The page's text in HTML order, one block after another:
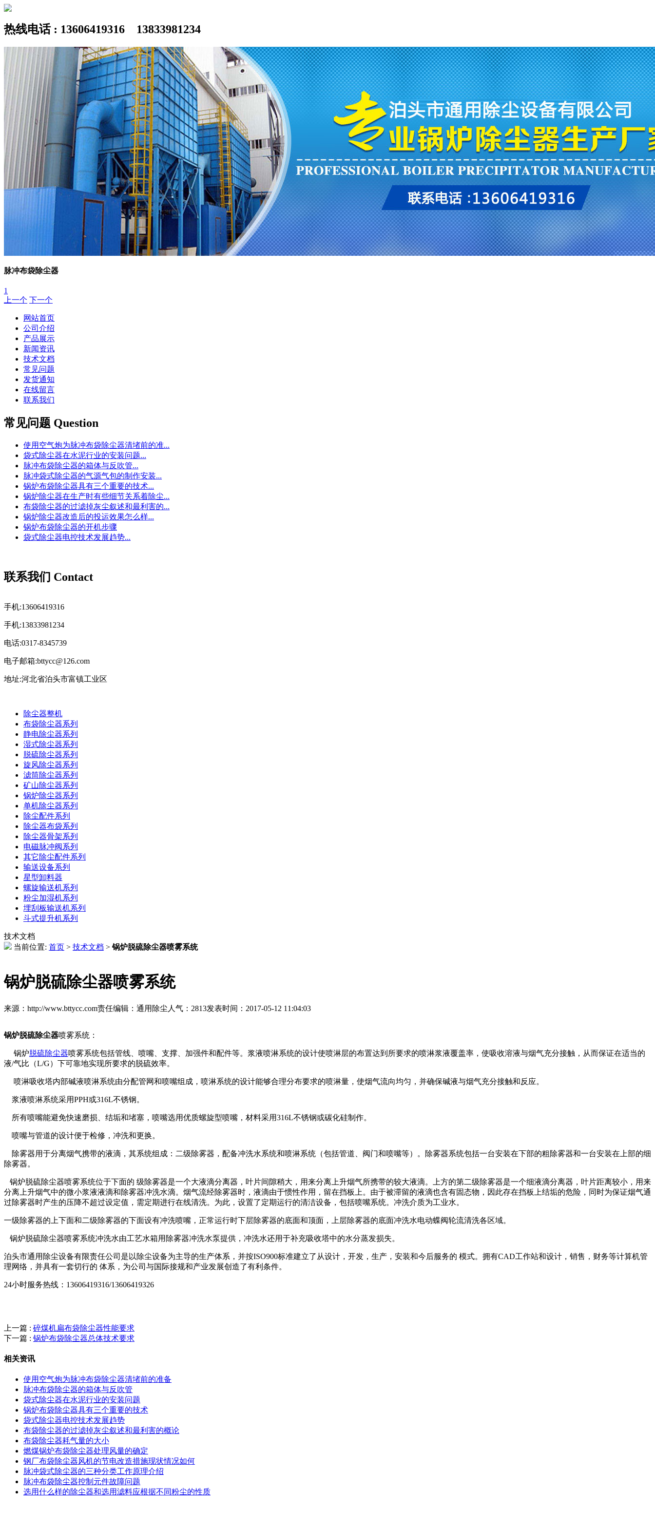
热线电话 : 13606419316 13833981234
脉冲布袋除尘器
1
上一个 下一个
网站首页
公司介绍
产品展示
新闻资讯
技术文档
常见问题
发货通知
在线留言
联系我们
常见问题 Question
使用空气炮为脉冲布袋除尘器清堵前的准...
袋式除尘器在水泥行业的安装问题...
脉冲布袋除尘器的箱体与反吹管...
脉冲袋式除尘器的气源气包的制作安装...
锅炉布袋除尘器具有三个重要的技术...
锅炉除尘器在生产时有些细节关系着除尘...
布袋除尘器的过滤掉灰尘叙述和最利害的...
锅炉除尘器改造后的投运效果怎么样...
锅炉布袋除尘器的开机步骤
袋式除尘器电控技术发展趋势...
联系我们 Contact
手机:13606419316
手机:13833981234
电话:0317-8345739
电子邮箱:bttycc@126.com
地址:河北省泊头市富镇工业区
除尘器整机
布袋除尘器系列
静电除尘器系列
湿式除尘器系列
脱硫除尘器系列
旋风除尘器系列
滤筒除尘器系列
矿山除尘器系列
锅炉除尘器系列
单机除尘器系列
除尘配件系列
除尘器布袋系列
除尘器骨架系列
电磁脉冲阀系列
其它除尘配件系列
输送设备系列
星型卸料器
螺旋输送机系列
粉尘加湿机系列
埋刮板输送机系列
斗式提升机系列
技术文档
当前位置: 首页 > 技术文档 >锅炉脱硫除尘器喷雾系统
锅炉脱硫除尘器喷雾系统
来源：http://www.bttycc.com责任编辑：通用除尘 人气： 2813发表时间：2017-05-12 11:04:03
锅炉脱硫除尘器喷雾系统：
锅炉脱硫除尘器喷雾系统包括管线、喷嘴、支撑、加强件和配件等。浆液喷淋系统的设计使喷淋层的布置达到所要求的喷淋浆液覆盖率，使吸收溶液与烟气充分接触，从而保证在适当的
液/气比（L/G）下可靠地实现所要求的脱硫效率。
喷淋吸收塔内部碱液喷淋系统由分配管网和喷嘴组成，喷淋系统的设计能够合理分布要求的喷淋量，使烟气流向均匀，并确保碱液与烟气充分接触和反应。
浆液喷淋系统采用PPH或316L不锈钢。
所有喷嘴能避免快速磨损、结垢和堵塞，喷嘴选用优质螺旋型喷嘴，材料采用316L不锈钢或碳化硅制作。
喷嘴与管道的设计便于检修，冲洗和更换。
除雾器用于分离烟气携带的液滴，其系统组成：二级除雾器，配备冲洗水系统和喷淋系统（包括管道、阀门和喷嘴等）。除雾器系统包括一台安装在下部的粗除雾器和一台安装在上部的细
除雾器。
锅炉脱硫除尘器喷雾系统位于下面的 级除雾器是一个大液滴分离器，叶片间隙稍大，用来分离上升烟气所携带的较大液滴。上方的第二级除雾器是一个细液滴分离器，叶片距离较小，用来
分离上升烟气中的微小浆液液滴和除雾器冲洗水滴。烟气流经除雾器时，液滴由于惯性作用，留在挡板上。由于被滞留的液滴也含有固态物，因此存在挡板上结垢的危险，同时为保证烟气通
过除雾器时产生的压降不超过设定值，需定期进行在线清洗。为此，设置了定期运行的清洁设备，包括喷嘴系统。冲洗介质为工业水。
一级除雾器的上下面和二级除雾器的下面设有冲洗喷嘴，正常运行时下层除雾器的底面和顶面，上层除雾器的底面冲洗水电动蝶阀轮流清洗各区域。
锅炉脱硫除尘器喷雾系统冲洗水由工艺水箱用除雾器冲洗水泵提供，冲洗水还用于补充吸收塔中的水分蒸发损失。
泊头市通用除尘设备有限责任公司是以除尘设备为主导的生产体系，并按ISO900标准建立了从设计，开发，生产，安装和今后服务的 模式。拥有CAD工作站和设计，销售，财务等计算机管
理网络，并具有一套切行的 体系，为公司与国际接规和产业发展创造了有利条件。
24小时服务热线：13606419316/13606419326
上一篇 : 碎煤机扁布袋除尘器性能要求
下一篇 : 锅炉布袋除尘器总体技术要求
相关资讯
使用空气炮为脉冲布袋除尘器清堵前的准备
脉冲布袋除尘器的箱体与反吹管
袋式除尘器在水泥行业的安装问题
锅炉布袋除尘器具有三个重要的技术
袋式除尘器电控技术发展趋势
布袋除尘器的过滤掉灰尘叙述和最利害的概论
布袋除尘器耗气量的大小
燃煤锅炉布袋除尘器处理风量的确定
钢厂布袋除尘器风机的节电改造措施现状情况如何
脉冲袋式除尘器的三种分类工作原理介绍
脉冲布袋除尘器控制元件故障问题
选用什么样的除尘器和选用滤料应根据不同粉尘的性质